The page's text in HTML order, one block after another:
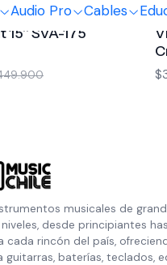
Audio Pro Cables
15'' SVA-175
musicales de
desde principiantes
rincón del país,
baterías, teclados,